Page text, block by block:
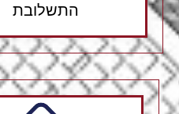
התשלובת